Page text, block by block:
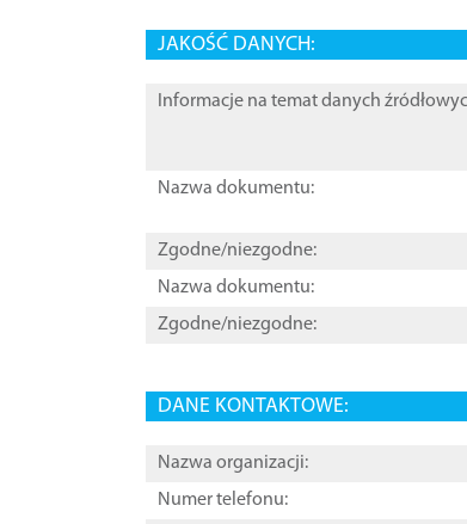
JAKOŚĆ DANYCH:
Informacje na temat danych
Nazwa dokumentu:
Zgodne/niezgodne:
Nazwa dokumentu:
Zgodne/niezgodne:
DANE KONTAKTOWE:
Nazwa organizacji:
Numer telefonu: